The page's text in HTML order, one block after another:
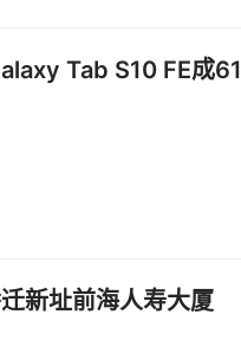
Tab S10 FE成
新址前海人寿大厦